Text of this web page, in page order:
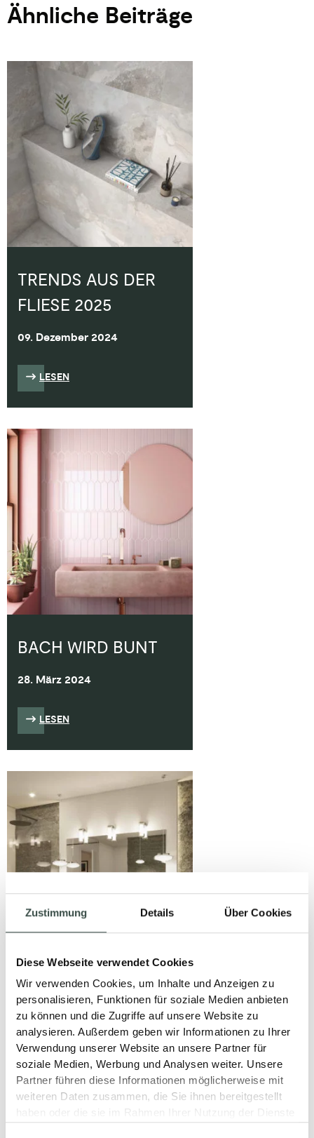
Zustimmung Details Über Cookies
Diese Webseite verwendet Cookies
Wir verwenden Cookies, um Inhalte und Anzeigen zu
personalisieren, Funktionen für soziale Medien anbieten
zu können und die Zugriffe auf unsere Website zu
analysieren. Außerdem geben wir Informationen zu Ihrer
Verwendung unserer Website an unsere Partner für
soziale Medien, Werbung und Analysen weiter. Unsere
Partner führen diese Informationen möglicherweise mit
weiteren Daten zusammen, die Sie ihnen bereitgestellt
haben oder die sie im Rahmen Ihrer Nutzung der Dienste
Ähnliche Beiträge
TRENDS AUS DER
FLIESE 2025
09. Dezember 2024
LESEN
BACH WIRD BUNT
28. März 2024
LESEN
MEHR LICHT –
MEHR BAD.
15. November 2024
LESEN